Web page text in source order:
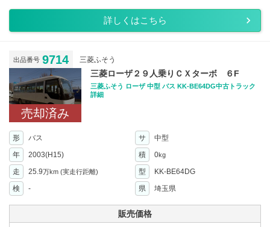
詳しくはこちら
出品番号 9714 三菱ふそう
売却済み
三菱ローザ２９人乗りＣＸターボ ６F
三菱ふそう ローザ 中型 バス KK-BE64DG中古トラック
詳細
形 バス サ
中型
年
2003(H15) 積 0kg
走 25.9万km (実走行距離) 型
KK-BE64DG
検
- 県 埼玉県
販売価格